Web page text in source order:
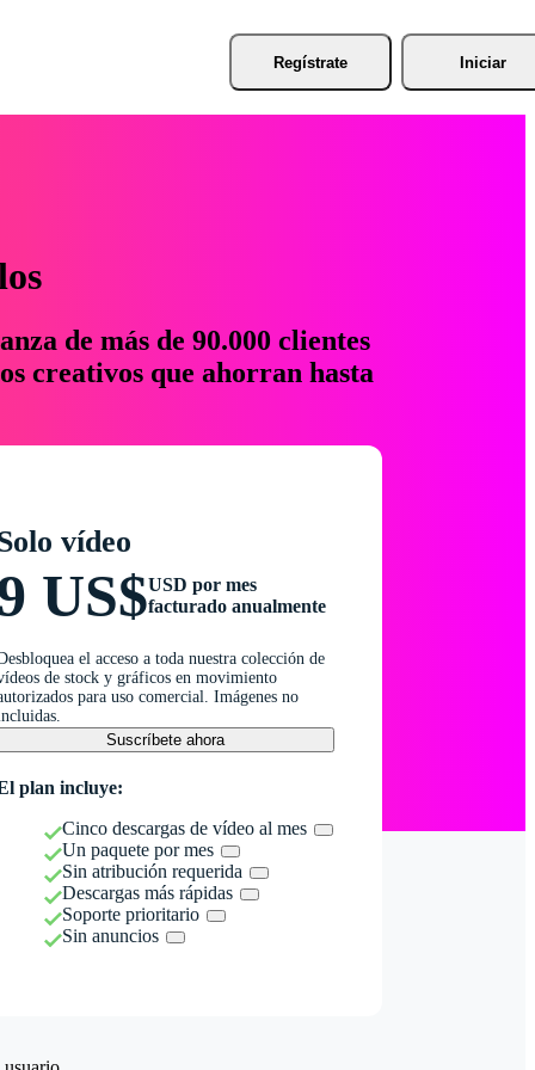
Regístrate Iniciar
de más de 90.000 clientes
creativos que ahorran hasta
vídeo
US$USD por mes
facturado anualmente
el acceso a toda nuestra colección de
de stock y gráficos en movimiento
para uso comercial. Imágenes no
Suscríbete ahora
plan incluye:
Cinco descargas de vídeo al mes
Un paquete por mes
Sin atribución requerida
Descargas más rápidas
Soporte prioritario
Sin anuncios